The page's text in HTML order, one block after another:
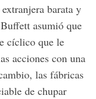
barata y
asumió que
cíclico que le
acciones con una
las fábricas
de chupar